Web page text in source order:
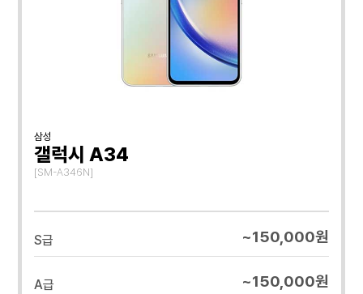
삼성
갤럭시 A34
[SM-A346N]
S급 ~150,000원
A급 ~150,000원